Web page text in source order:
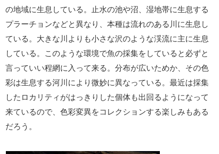
の地域に生息している。止水の池や沼、湿地帯に生息する
プラーチョンなどと異なり、本種は流れのある川に生息し
ている。大きな川よりも小さな沢のような渓流に主に生息
している。このような環境で魚の採集をしていると必ずと
言っていい程網に入って来る。分布が広いためか、その色
彩は生息する河川により微妙に異なっている。最近は採集
したロカリティがはっきりした個体も出回るようになって
来ているので、色彩変異をコレクションする楽しみもある
だろう。